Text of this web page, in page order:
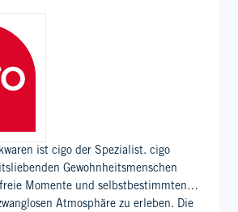
ist cigo der Spezialist. cigo
Gewohnheitsmenschen
Momente und selbstbestimmten
Atmosphäre zu erleben. Die